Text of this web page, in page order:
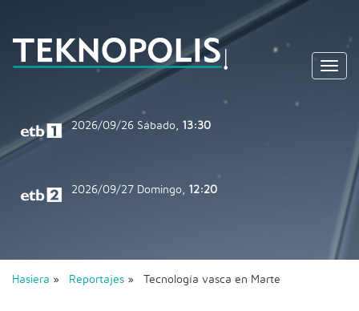
2026/09/26 Sábado, 13:30
2026/09/27 Domingo, 12:20
Hasiera » Reportajes » Tecnología vasca en Marte